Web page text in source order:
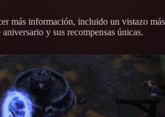
más información, incluido un vistazo más
y sus recompensas únicas.